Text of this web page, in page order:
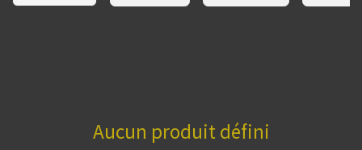
Aucun produit défini